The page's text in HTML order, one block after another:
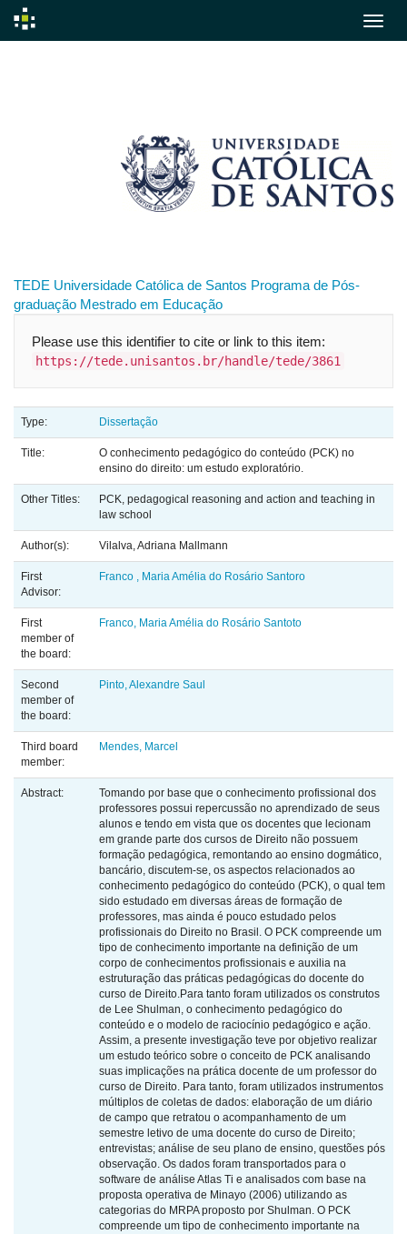
TEDE Universidade Católica de Santos Programa de Pós-
graduação Mestrado em Educação
Please use this identifier to cite or link to this item:
https://tede.unisantos.br/handle/tede/3861
Type: Dissertação
Title:
O conhecimento pedagógico do conteúdo (PCK) no
ensino do direito: um estudo exploratório.
Other Titles:
PCK, pedagogical reasoning and action and teaching in
law school
Author(s): Vilalva, Adriana Mallmann
First
Advisor:
Franco , Maria Amélia do Rosário Santoro
First
member of
the board:
Franco, Maria Amélia do Rosário Santoto
Second
member of
the board:
Pinto, Alexandre Saul
Third board
member:
Mendes, Marcel
Abstract:
Tomando por base que o conhecimento profissional dos
professores possui repercussão no aprendizado de seus
alunos e tendo em vista que os docentes que lecionam
em grande parte dos cursos de Direito não possuem
formação pedagógica, remontando ao ensino dogmático,
bancário, discutem-se, os aspectos relacionados ao
conhecimento pedagógico do conteúdo (PCK), o qual tem
sido estudado em diversas áreas de formação de
professores, mas ainda é pouco estudado pelos
profissionais do Direito no Brasil. O PCK compreende um
tipo de conhecimento importante na definição de um
corpo de conhecimentos profissionais e auxilia na
estruturação das práticas pedagógicas do docente do
curso de Direito.Para tanto foram utilizados os construtos
de Lee Shulman, o conhecimento pedagógico do
conteúdo e o modelo de raciocínio pedagógico e ação.
Assim, a presente investigação teve por objetivo realizar
um estudo teórico sobre o conceito de PCK analisando
suas implicações na prática docente de um professor do
curso de Direito. Para tanto, foram utilizados instrumentos
múltiplos de coletas de dados: elaboração de um diário
de campo que retratou o acompanhamento de um
semestre letivo de uma docente do curso de Direito;
entrevistas; análise de seu plano de ensino, questões pós
observação. Os dados foram transportados para o
software de análise Atlas Ti e analisados com base na
proposta operativa de Minayo (2006) utilizando as
categorias do MRPA proposto por Shulman. O PCK
compreende um tipo de conhecimento importante na